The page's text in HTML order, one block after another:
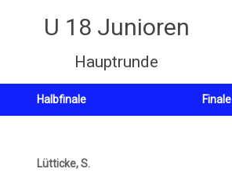
U 18 Junioren
Hauptrunde
Halbfinale Finale
Lütticke, S.